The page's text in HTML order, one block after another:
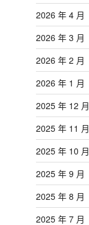
2026 年 4 月
2026 年 3 月
2026 年 2 月
2026 年 1 月
2025 年 12 月
2025 年 11 月
2025 年 10 月
2025 年 9 月
2025 年 8 月
2025 年 7 月